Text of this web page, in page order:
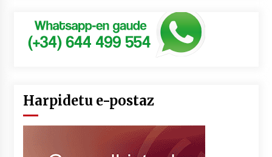
Harpidetu e-postaz